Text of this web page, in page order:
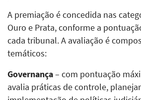
A premiação é concedida nas
Ouro e Prata, conforme a
cada tribunal. A avaliação é
temáticos:
Governança– com pontuação
avalia práticas de controle,